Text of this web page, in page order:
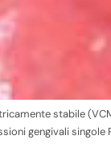
stabile
gengivali singole